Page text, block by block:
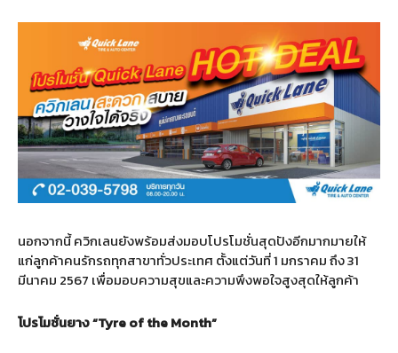
นอกจากนี้ ควิกเลนยังพร้อมส่งมอบโปรโมชั่นสุดปังอีกมากมายให้
แก่ลูกค้าคนรักรถทุกสาขาทั่วประเทศ ตั้งแต่วันที่ 1 มกราคม ถึง 31
มีนาคม 2567 เพื่อมอบความสุขและความพึงพอใจสูงสุดให้ลูกค้า
โปรโมชั่นยาง“Tyre of the Month”